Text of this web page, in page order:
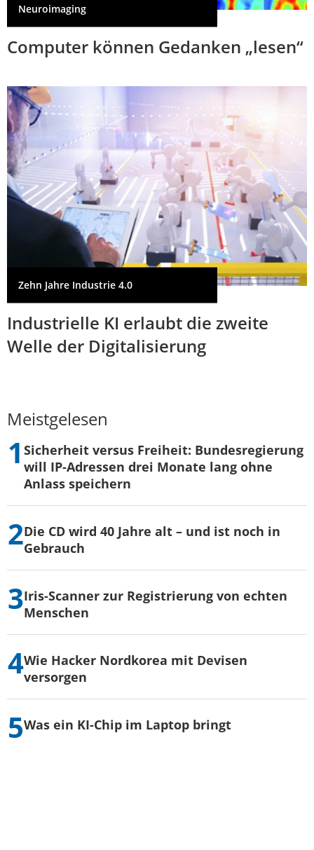
Neuroimaging
Computer können Gedanken „lesen“
Zehn Jahre Industrie 4.0
Industrielle KI erlaubt die zweite
Welle der Digitalisierung
Meistgelesen
Sicherheit versus Freiheit: Bundesregierung
will IP-Adressen drei Monate lang ohne
Anlass speichern
Die CD wird 40 Jahre alt – und ist noch in
Gebrauch
Iris-Scanner zur Registrierung von echten
Menschen
Wie Hacker Nordkorea mit Devisen
versorgen
Was ein KI-Chip im Laptop bringt